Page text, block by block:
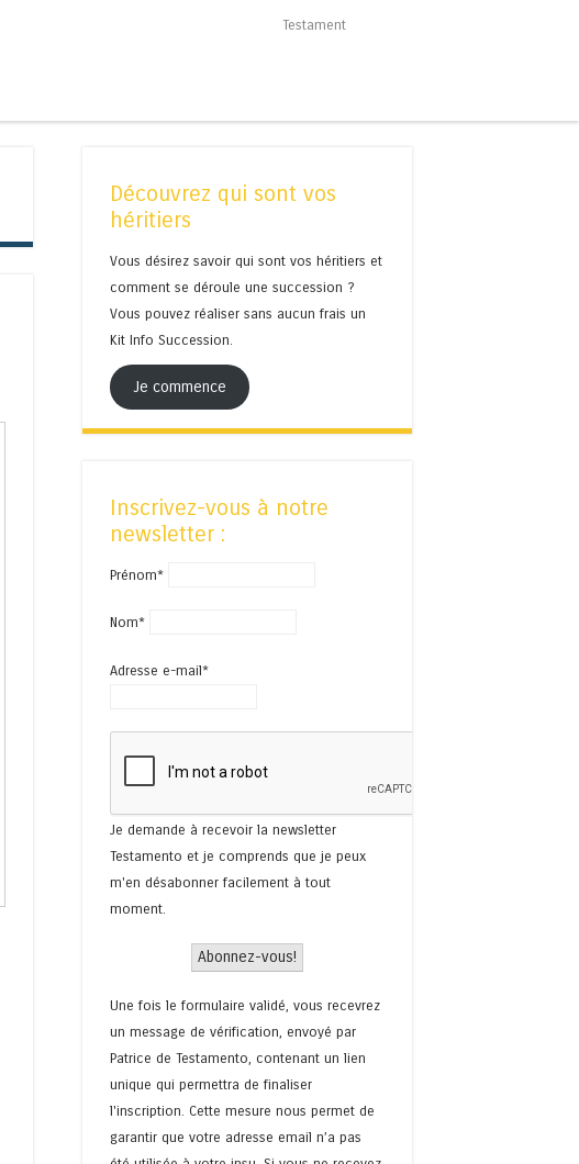
Testament
Découvrez qui sont vos
héritiers
Vous désirez savoir qui sont vos héritiers et
comment se déroule une succession ?
Vous pouvez réaliser sans aucun frais un
Kit Info Succession.
Je commence
Inscrivez-vous à notre
newsletter :
Prénom*
Nom*
Adresse e-mail*
Je demande à recevoir la newsletter
Testamento et je comprends que je peux
m'en désabonner facilement à tout
moment.
Une fois le formulaire validé, vous recevrez
un message de vérification, envoyé par
Patrice de Testamento, contenant un lien
unique qui permettra de finaliser
l'inscription. Cette mesure nous permet de
garantir que votre adresse email n’a pas